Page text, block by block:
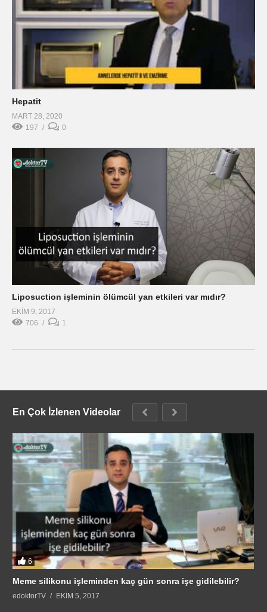
Hepatit
MART 28, 2020
197
0
Liposuction işleminin ölümcül yan etkileri var mıdır?
EKIM 9, 2017
706
1
En Çok İzlenen Videolar
6
Meme silikonu işleminden kaç gün sonra işe gidilebilir?
edoktorTV EKIM 5, 2017